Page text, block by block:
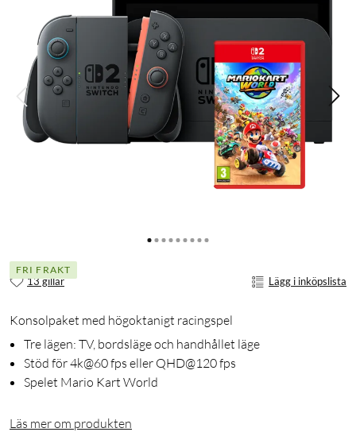
FRI FRAKT
13 gillar Lägg i inköpslista
Konsolpaket med högoktanigt racingspel
Tre lägen: TV, bordsläge och handhållet läge
Stöd för 4k@60 fps eller QHD@120 fps
Spelet Mario Kart World
Läs mer om produkten